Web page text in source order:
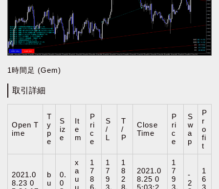
1時間足 (Gem)
取引詳細
Open T
ime
T
y
p
e
S
iz
e
It
e
m
P
ri
c
e
S
/
L
T
/
P
Close
Time
P
ri
c
e
S
w
a
p
P
r
o
fi
t
2021.0
8.23 0
b
u
0.
0
x
a
u
u
1
7
8
6.
1
7
9
3.
1
8
2
8.
2021.0
8.25 0
5:03:2
1
7
9
3.
-
2
1
6
3